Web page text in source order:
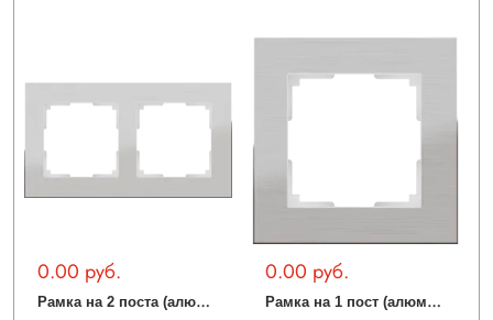
0.00 руб.
Р
амка на 2 поста (алюминий) WL11-Frame-02
0.00 руб.
Р
амка на 1 пост (алюминий) WL11-Frame-01